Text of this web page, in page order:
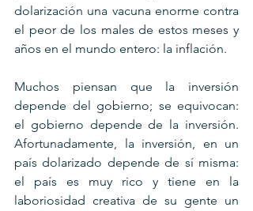
dolarización una vacuna enorme contra
el peor de los males de estos meses y
años en el mundo entero: la inflación.
Muchos piensan que la inversión
depende del gobierno; se equivocan:
el gobierno depende de la inversión.
Afortunadamente, la inversión, en un
país dolarizado depende de sí misma:
el país es muy rico y tiene en la
laboriosidad creativa de su gente un